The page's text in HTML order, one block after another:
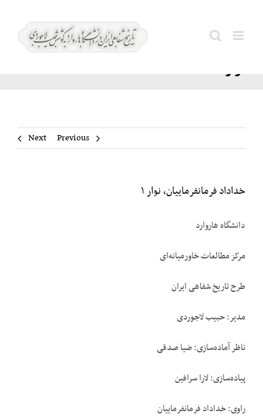
فرمانفرماییان،
نوار ۱
Previous
Next
خداداد فرمانفرماییان، نوار ۱
دانشگاه هاروارد
مرکز مطالعات خاورمیانه‌ای
طرح تاریخ شفاهی ایران
مدیر: حبیب لاجوردی
ناظر آماده‌سازی: ضیا صدقی
پیاده‌سازی: لارا سرافین
راوی: خداداد فرمانفرماییان